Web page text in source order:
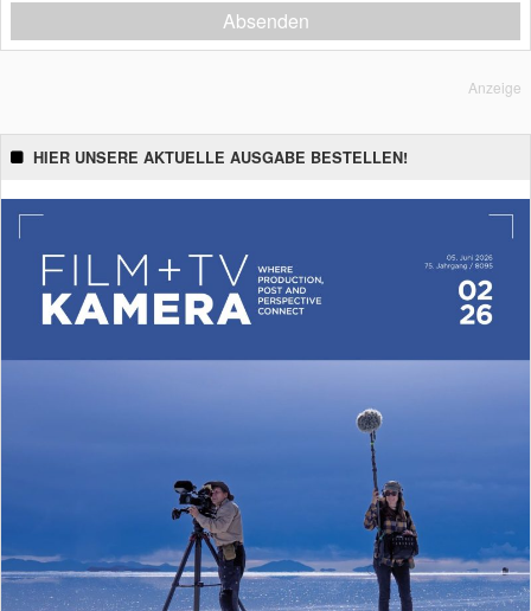
Absenden
Anzeige
HIER UNSERE AKTUELLE AUSGABE BESTELLEN!